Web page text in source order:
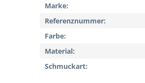
Marke
Referenznummer
Farbe
Material
Schmuckart